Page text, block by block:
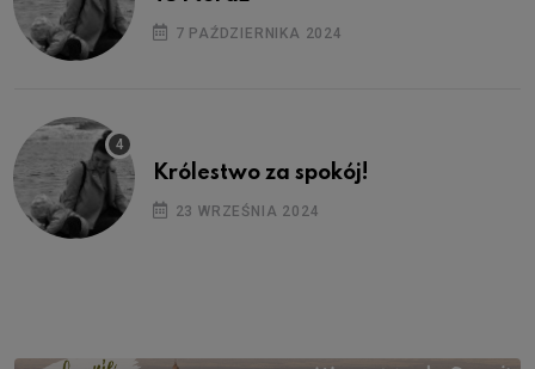
7 PAŹDZIERNIKA 2024
Królestwo za spokój!
23 WRZEŚNIA 2024